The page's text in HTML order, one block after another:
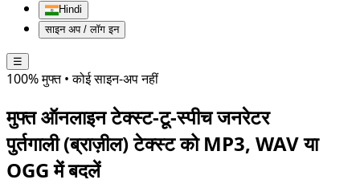
Hindi
साइन अप / लॉग इन
☰
100% मुफ्त • कोई साइन-अप नहीं
मुफ्त ऑनलाइन टेक्स्ट-टू-स्पीच जनरेटर
पुर्तगाली (ब्राज़ील)टेक्स्ट को MP3, WAV या
OGG में बदलें